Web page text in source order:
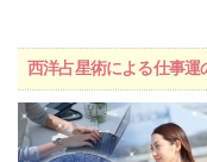
西洋占星術による仕事運